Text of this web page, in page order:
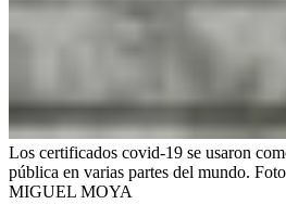
Los certificados covid-19 se usaron
pública en varias partes del mundo.
MIGUEL MOYA